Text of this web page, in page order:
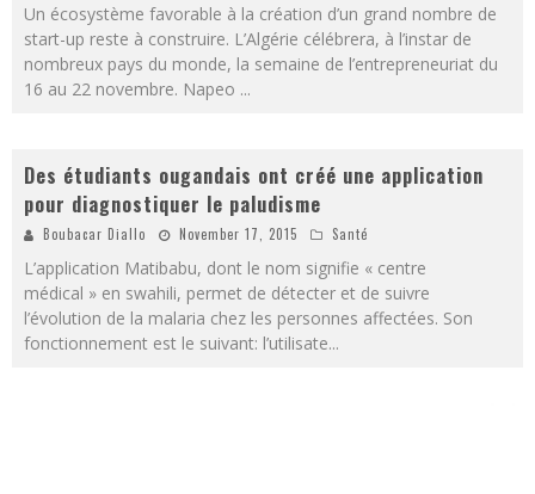
Un écosystème favorable à la création d’un grand nombre de
start-up reste à construire. L’Algérie célébrera, à l’instar de
nombreux pays du monde, la semaine de l’entrepreneuriat du
16 au 22 novembre. Napeo ...
Des étudiants ougandais ont créé une application
pour diagnostiquer le paludisme
Boubacar Diallo November 17, 2015 Santé
L’application Matibabu, dont le nom signifie « centre
médical » en swahili, permet de détecter et de suivre
l’évolution de la malaria chez les personnes affectées. Son
fonctionnement est le suivant: l’utilisate...